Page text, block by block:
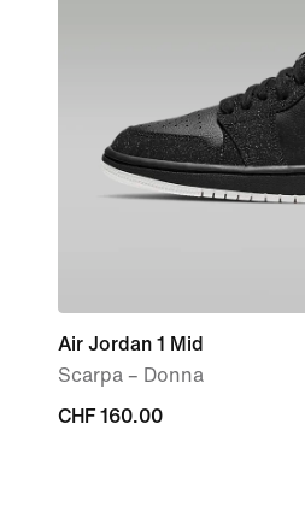
Air Jordan 1 Mid
Scarpa – Donna
CHF
CHF 160.00